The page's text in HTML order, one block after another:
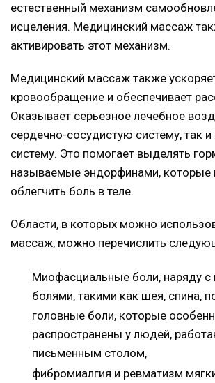
естественный механизм
исцеления. Медицинский массаж
активировать этот механизм.
Медицинский массаж также
кровообращение и обеспечивает
Оказывает серьезное лечебное
сердечно-сосудистую систему, так
систему. Это помогает выделять
называемые эндорфинами, которые
облегчить боль в теле.
Области, в которых можно
массаж, можно перечислить
Миофасциальные боли, наряду
болями, такими как шея, спина,
головные боли, которые
распространены у людей,
письменным столом,
фибромиалгия и ревматизм